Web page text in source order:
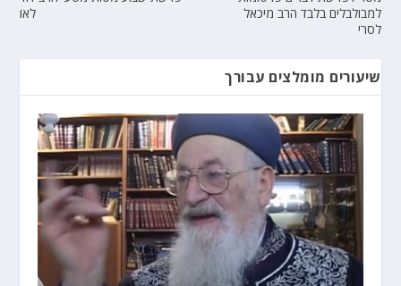
לאו
למבולבלים בלבד הרב מיכאל
לסרי
שיעורים מומלצים עבורך